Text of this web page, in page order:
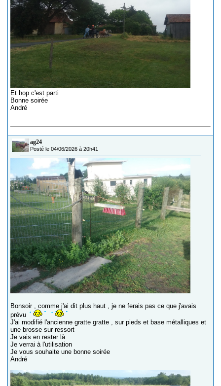
Et hop c'est parti
Bonne soirée
André
ag24
Posté le 04/06/2026 à 20h41
Bonsoir , comme j'ai dit plus haut , je ne ferais pas ce que j'avais
prévu
J'ai modifié l'ancienne gratte gratte , sur pieds et base métalliques et
une brosse sur ressort
Je vais en rester là
Je verrai à l'utilisation
Je vous souhaite une bonne soirée
André